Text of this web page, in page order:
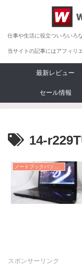
仕事や生活に役立ついろいろ
当サイトの記事にはアフィリ
最新レビュー
セール情報
14-
スポンサーリンク